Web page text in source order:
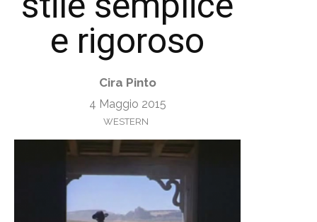
e rigoroso
Cira Pinto
4 Maggio 2015
WESTERN